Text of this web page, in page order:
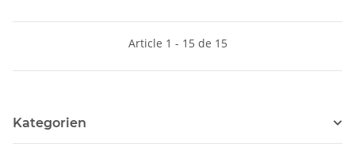
Article 1 - 15 de 15
Kategorien